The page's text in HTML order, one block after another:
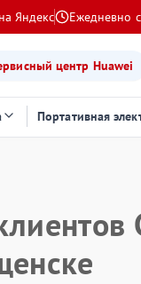
Яндекс Ежедневно
центр Huawei
Портативная